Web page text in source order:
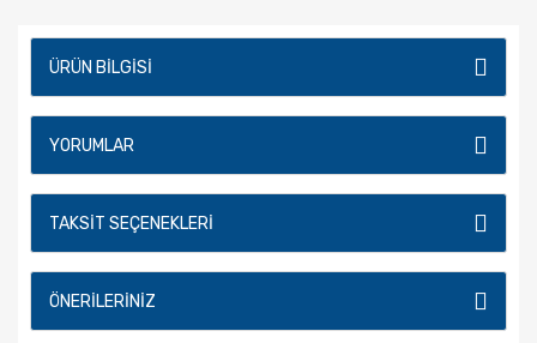
ÜRÜN BILGISI
YORUMLAR
TAKSIT SEÇENEKLERI
ÖNERILERINIZ